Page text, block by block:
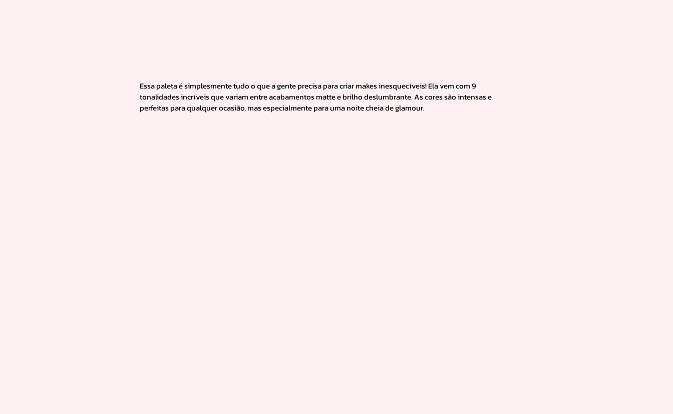
Essa paleta é simplesmente tudo o que a gente precisa para criar makes inesquecíveis! Ela vem com 9
tonalidades incríveis que variam entre acabamentos matte e brilho deslumbrante. As cores são intensas e
perfeitas para qualquer ocasião, mas especialmente para uma noite cheia de glamour.